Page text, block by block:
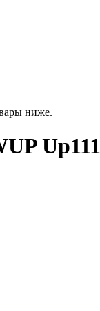
ниже.